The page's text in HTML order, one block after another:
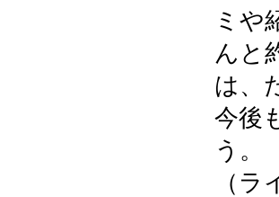
ミや
んと
は、
今後
う。
（